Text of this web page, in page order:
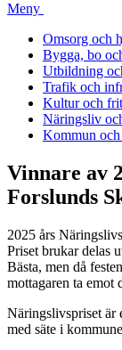
Meny
Omsorg och
Bygga, bo
Utbildning
Trafik och
Kultur och
Näringsliv
Kommun
Vinnare av
Forslunds
2025 års
Priset brukar delas
Bästa, men då
mottagaren ta emot
Näringslivspriset är
med säte i